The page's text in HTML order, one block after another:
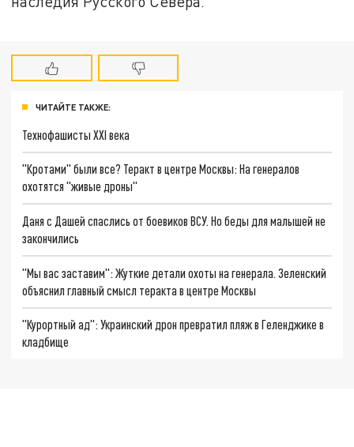
ЧИТАЙТЕ ТАКЖЕ:
Технофашисты XXI века
"Кротами" были все? Теракт в центре Москвы: На генералов
охотятся "живые дроны"
Даня с Дашей спаслись от боевиков ВСУ. Но беды для малышей не
закончились
"Мы вас заставим": Жуткие детали охоты на генерала. Зеленский
объяснил главный смысл теракта в центре Москвы
"Курортный ад": Украинский дрон превратил пляж в Геленджике в
кладбище